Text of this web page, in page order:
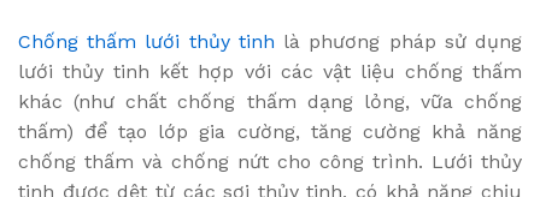
Chống thấm lưới thủy tinh là phương pháp sử dụng
lưới thủy tinh kết hợp với các vật liệu chống thấm
khác (như chất chống thấm dạng lỏng, vữa chống
thấm) để tạo lớp gia cường, tăng cường khả năng
chống thấm và chống nứt cho công trình. Lưới thủy
tinh được dệt từ các sợi thủy tinh, có khả năng chịu